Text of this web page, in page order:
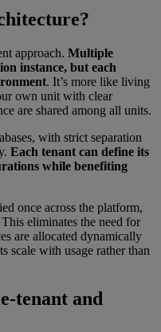
approach. Multiple
instance, but each
. It’s more like living
own unit with clear
are shared among all units.
with strict separation
Each tenant can define its
while benefiting
once across the platform,
eliminates the need for
are allocated dynamically
scale with usage rather than
tenant and